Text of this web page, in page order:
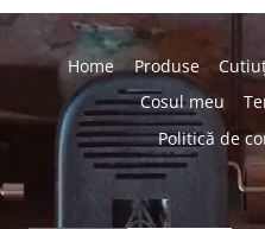
Home Produse
Cosul meu
Politică de